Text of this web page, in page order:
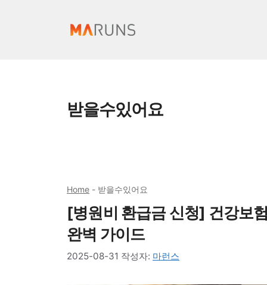
받을수있어요
Home - 받을수있어요
[병원비 환급금 신청] 건강보
완벽 가이드
2025-08-31 작성자: 마런스